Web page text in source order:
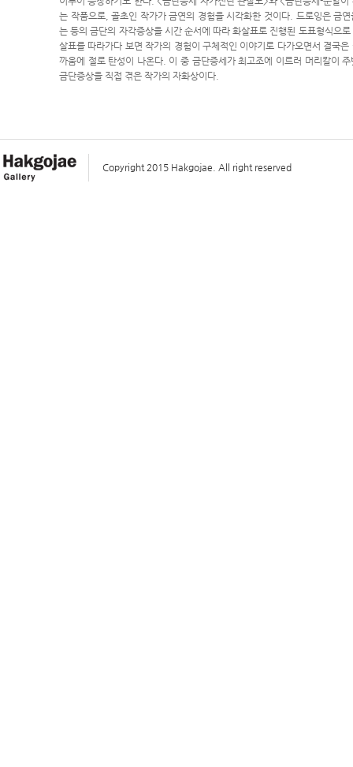
는 작품으로, 골초인 작가가 금연의 경험을 시각화한 것이다. 드로잉은 금
는 등의 금단의 자각증상을 시간 순서에 따라 화살표로 진행된 도표형식으
살표를 따라가다 보면 작가의 경험이 구체적인 이야기로 다가오면서 결국
까움에 절로 탄성이 나온다. 이 중 금단증세가 최고조에 이르러 머리칼이
금단증상을 직접 겪은 작가의 자화상이다.
Copyright 2015 Hakgojae. All right reserved